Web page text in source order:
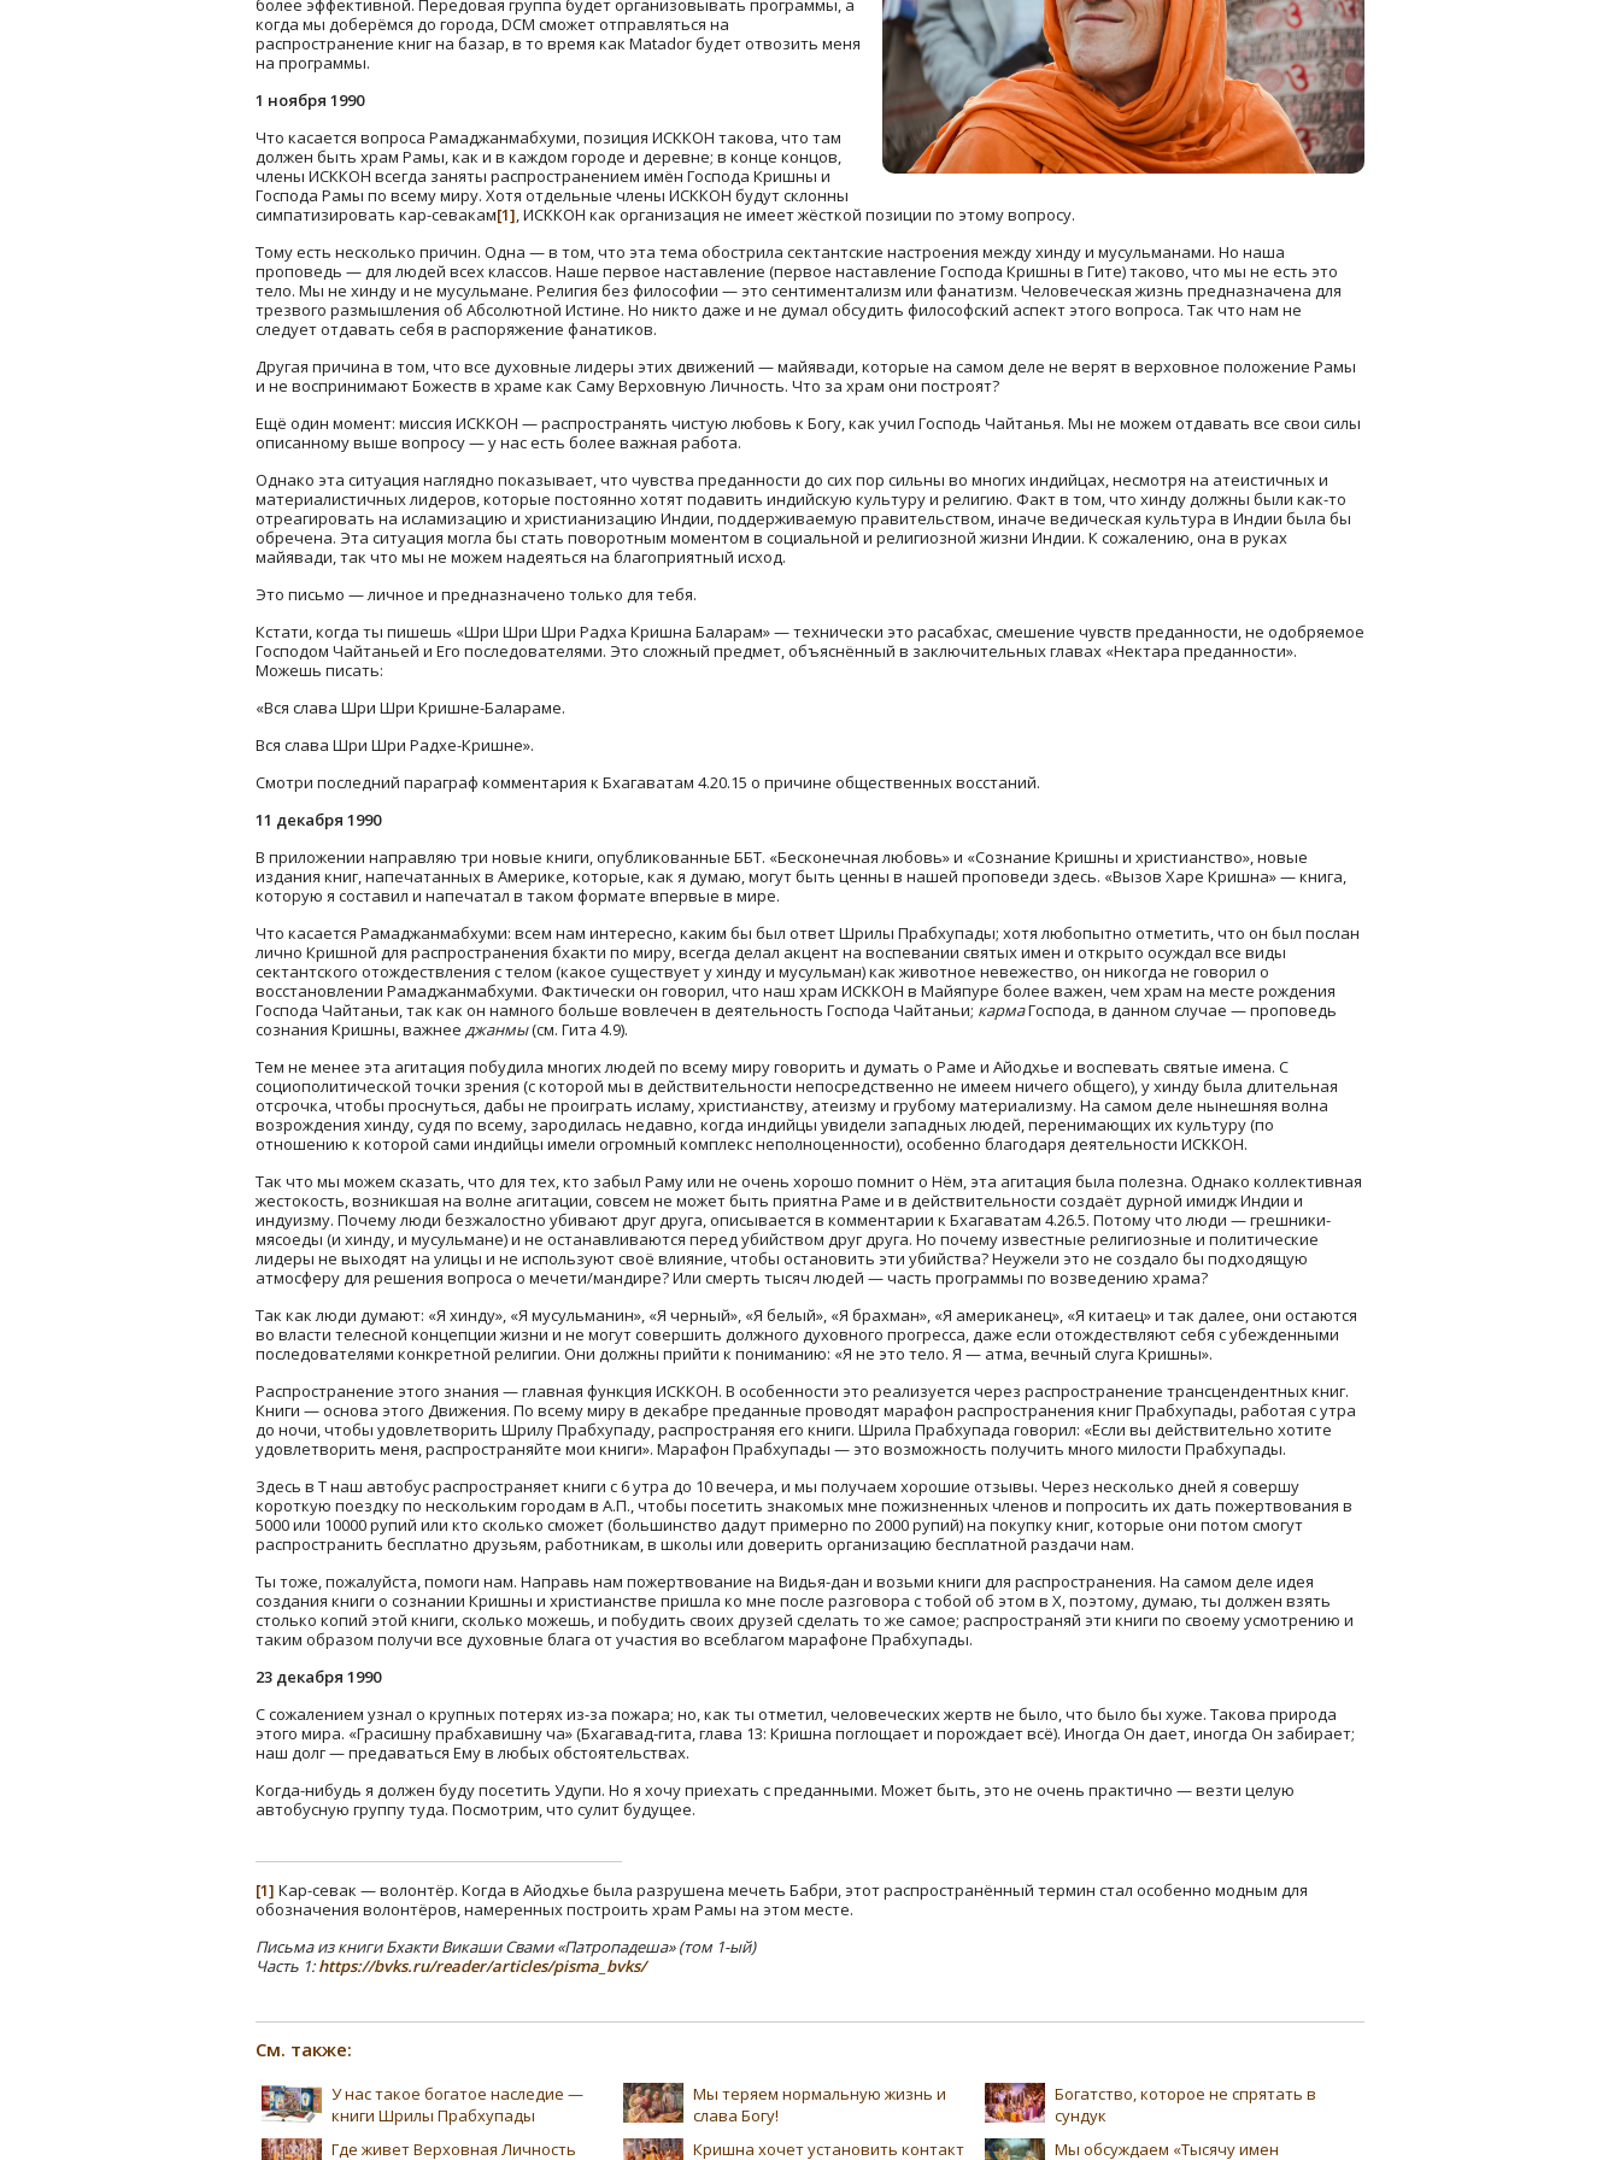
более эффективной. Передовая группа будет организовывать программы, а
когда мы доберёмся до города, DCM сможет отправляться на
распространение книг на базар, в то время как Matador будет отвозить меня
на программы.
1 ноября 1990
Что касается вопроса Рамаджанмабхуми, позиция ИСККОН такова, что там
должен быть храм Рамы, как и в каждом городе и деревне; в конце концов,
члены ИСККОН всегда заняты распространением имён Господа Кришны и
Господа Рамы по всему миру. Хотя отдельные члены ИСККОН будут склонны
симпатизировать кар-севакам[1], ИСККОН как организация не имеет жёсткой позиции по этому вопросу.
Тому есть несколько причин. Одна — в том, что эта тема обострила сектантские настроения между хинду и мусульманами. Но наша
проповедь — для людей всех классов. Наше первое наставление (первое наставление Господа Кришны в Гите) таково, что мы не есть это
тело. Мы не хинду и не мусульмане. Религия без философии — это сентиментализм или фанатизм. Человеческая жизнь предназначена для
трезвого размышления об Абсолютной Истине. Но никто даже и не думал обсудить философский аспект этого вопроса. Так что нам не
следует отдавать себя в распоряжение фанатиков.
Другая причина в том, что все духовные лидеры этих движений — майявади, которые на самом деле не верят в верховное положение Рамы
и не воспринимают Божеств в храме как Саму Верховную Личность. Что за храм они построят?
Ещё один момент: миссия ИСККОН — распространять чистую любовь к Богу, как учил Господь Чайтанья. Мы не можем отдавать все свои силы
описанному выше вопросу — у нас есть более важная работа.
Однако эта ситуация наглядно показывает, что чувства преданности до сих пор сильны во многих индийцах, несмотря на атеистичных и
материалистичных лидеров, которые постоянно хотят подавить индийскую культуру и религию. Факт в том, что хинду должны были как-то
отреагировать на исламизацию и христианизацию Индии, поддерживаемую правительством, иначе ведическая культура в Индии была бы
обречена. Эта ситуация могла бы стать поворотным моментом в социальной и религиозной жизни Индии. К сожалению, она в руках
майявади, так что мы не можем надеяться на благоприятный исход.
Это письмо — личное и предназначено только для тебя.
Кстати, когда ты пишешь «Шри Шри Шри Радха Кришна Баларам» — технически это расабхас, смешение чувств преданности, не одобряемое
Господом Чайтаньей и Его последователями. Это сложный предмет, объяснённый в заключительных главах «Нектара преданности».
Можешь писать:
«Вся слава Шри Шри Кришне-Балараме.
Вся слава Шри Шри Радхе-Кришне».
Смотри последний параграф комментария к Бхагаватам 4.20.15 о причине общественных восстаний.
11 декабря 1990
В приложении направляю три новые книги, опубликованные ББТ. «Бесконечная любовь» и «Сознание Кришны и христианство», новые
издания книг, напечатанных в Америке, которые, как я думаю, могут быть ценны в нашей проповеди здесь. «Вызов Харе Кришна» — книга,
которую я составил и напечатал в таком формате впервые в мире.
Что касается Рамаджанмабхуми: всем нам интересно, каким бы был ответ Шрилы Прабхупады; хотя любопытно отметить, что он был послан
лично Кришной для распространения бхакти по миру, всегда делал акцент на воспевании святых имен и открыто осуждал все виды
сектантского отождествления с телом (какое существует у хинду и мусульман) как животное невежество, он никогда не говорил о
восстановлении Рамаджанмабхуми. Фактически он говорил, что наш храм ИСККОН в Майяпуре более важен, чем храм на месте рождения
Господа Чайтаньи, так как он намного больше вовлечен в деятельность Господа Чайтаньи; кармаГоспода, в данном случае — проповедь
сознания Кришны, важнее джанмы(см. Гита 4.9).
Тем не менее эта агитация побудила многих людей по всему миру говорить и думать о Раме и Айодхье и воспевать святые имена. С
социополитической точки зрения (с которой мы в действительности непосредственно не имеем ничего общего), у хинду была длительная
отсрочка, чтобы проснуться, дабы не проиграть исламу, христианству, атеизму и грубому материализму. На самом деле нынешняя волна
возрождения хинду, судя по всему, зародилась недавно, когда индийцы увидели западных людей, перенимающих их культуру (по
отношению к которой сами индийцы имели огромный комплекс неполноценности), особенно благодаря деятельности ИСККОН.
Так что мы можем сказать, что для тех, кто забыл Раму или не очень хорошо помнит о Нём, эта агитация была полезна. Однако коллективная
жестокость, возникшая на волне агитации, совсем не может быть приятна Раме и в действительности создаёт дурной имидж Индии и
индуизму. Почему люди безжалостно убивают друг друга, описывается в комментарии к Бхагаватам 4.26.5. Потому что люди — грешники-
мясоеды (и хинду, и мусульмане) и не останавливаются перед убийством друг друга. Но почему известные религиозные и политические
лидеры не выходят на улицы и не используют своё влияние, чтобы остановить эти убийства? Неужели это не создало бы подходящую
атмосферу для решения вопроса о мечети/мандире? Или смерть тысяч людей — часть программы по возведению храма?
Так как люди думают: «Я хинду», «Я мусульманин», «Я черный», «Я белый», «Я брахман», «Я американец», «Я китаец» и так далее, они остаются
во власти телесной концепции жизни и не могут совершить должного духовного прогресса, даже если отождествляют себя с убежденными
последователями конкретной религии. Они должны прийти к пониманию: «Я не это тело. Я — атма, вечный слуга Кришны».
Распространение этого знания — главная функция ИСККОН. В особенности это реализуется через распространение трансцендентных книг.
Книги — основа этого Движения. По всему миру в декабре преданные проводят марафон распространения книг Прабхупады, работая с утра
до ночи, чтобы удовлетворить Шрилу Прабхупаду, распространяя его книги. Шрила Прабхупада говорил: «Если вы действительно хотите
удовлетворить меня, распространяйте мои книги». Марафон Прабхупады — это возможность получить много милости Прабхупады.
Здесь в Т наш автобус распространяет книги с 6 утра до 10 вечера, и мы получаем хорошие отзывы. Через несколько дней я совершу
короткую поездку по нескольким городам в А.П., чтобы посетить знакомых мне пожизненных членов и попросить их дать пожертвования в
5000 или 10000 рупий или кто сколько сможет (большинство дадут примерно по 2000 рупий) на покупку книг, которые они потом смогут
распространить бесплатно друзьям, работникам, в школы или доверить организацию бесплатной раздачи нам.
Ты тоже, пожалуйста, помоги нам. Направь нам пожертвование на Видья-дан и возьми книги для распространения. На самом деле идея
создания книги о сознании Кришны и христианстве пришла ко мне после разговора с тобой об этом в Х, поэтому, думаю, ты должен взять
столько копий этой книги, сколько можешь, и побудить своих друзей сделать то же самое; распространяй эти книги по своему усмотрению и
таким образом получи все духовные блага от участия во всеблагом марафоне Прабхупады.
23 декабря 1990
С сожалением узнал о крупных потерях из-за пожара; но, как ты отметил, человеческих жертв не было, что было бы хуже. Такова природа
этого мира. «Грасишну прабхавишну ча» (Бхагавад-гита, глава 13: Кришна поглощает и порождает всё). Иногда Он дает, иногда Он забирает;
наш долг — предаваться Ему в любых обстоятельствах.
Когда-нибудь я должен буду посетить Удупи. Но я хочу приехать с преданными. Может быть, это не очень практично — везти целую
автобусную группу туда. Посмотрим, что сулит будущее.
[1] Кар-севак — волонтёр. Когда в Айодхье была разрушена мечеть Бабри, этот распространённый термин стал особенно модным для
обозначения волонтёров, намеренных построить храм Рамы на этом месте.
Письма из книги Бхакти Викаши Свами «Патропадеша» (том 1-ый)
Часть 1:https://bvks.ru/reader/articles/pisma_bvks/
См. также:
У нас такое богатое наследие —
книги Шрилы Прабхупады
Мы теряем нормальную жизнь и
слава Богу!
Богатство, которое не спрятать в
сундук
Где живет Верховная Личность
Кришна хочет установить контакт
Мы обсуждаем «Тысячу имен